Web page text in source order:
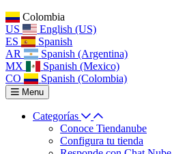
Colombia
US
English (US)
ES
Spanish
AR
Spanish (Argentina)
MX
Spanish (Mexico)
CO
Spanish (Colombia)
Menu
Categorías
Conoce Tiendanube
Configura tu tienda